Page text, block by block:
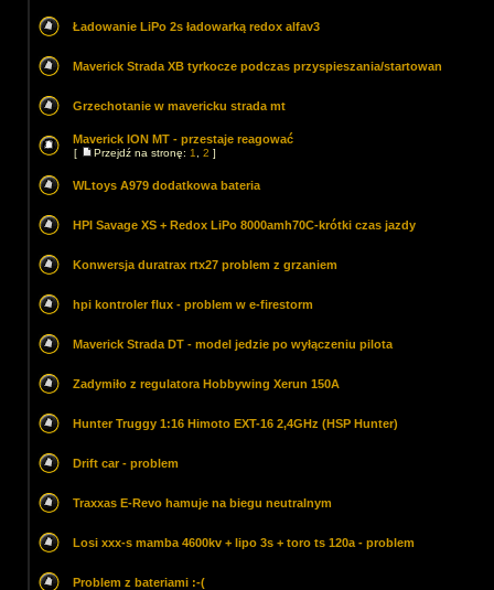
Ładowanie LiPo 2s ładowarką redox alfav3
Maverick Strada XB tyrkocze podczas przyspieszania/startowan
Grzechotanie w mavericku strada mt
Maverick ION MT - przestaje reagować
[ Przejdź na stronę: 1 2 ]
WLtoys A979 dodatkowa bateria
HPI Savage XS + Redox LiPo 8000amh70C-krótki czas jazdy
Konwersja duratrax rtx27 problem z grzaniem
hpi kontroler flux - problem w e-firestorm
Maverick Strada DT - model jedzie po wyłączeniu pilota
Zadymiło z regulatora Hobbywing Xerun 150A
Hunter Truggy 1:16 Himoto EXT-16 2,4GHz (HSP Hunter)
Drift car - problem
Traxxas E-Revo hamuje na biegu neutralnym
Losi xxx-s mamba 4600kv + lipo 3s + toro ts 120a - problem
Problem z bateriami :-(